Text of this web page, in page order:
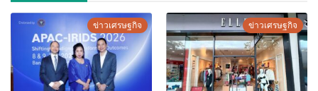
ข่าวเศรษฐกิจ ข่าวเศรษฐกิจ